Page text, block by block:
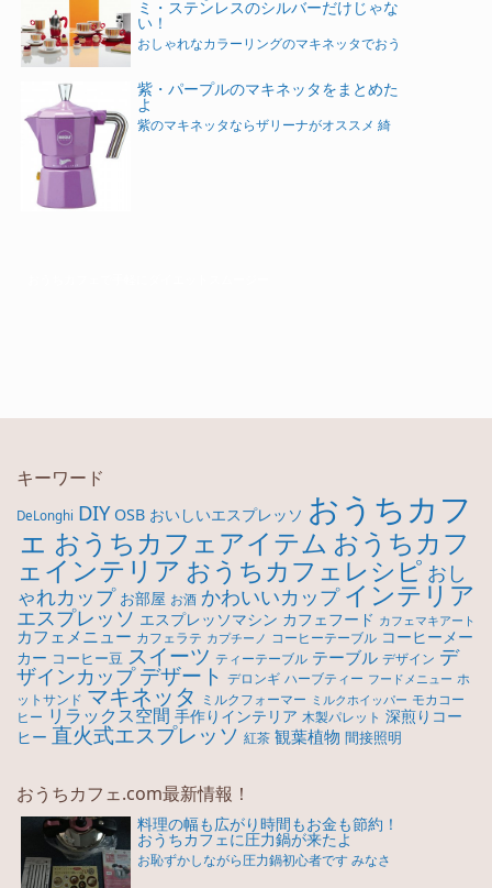
ミ・ステンレスのシルバーだけじゃな
い！
おしゃれなカラーリングのマキネッタでおう
紫・パープルのマキネッタをまとめた
よ
紫のマキネッタならザリーナがオススメ 綺
キーワード
DeLonghi DIY OSB おいしいエスプレッソ おうちカフ
ェ おうちカフェアイテム おうちカフ
ェインテリア おうちカフェレシピ おし
ゃれカップ お部屋 お酒 かわいいカップ インテリア
エスプレッソ エスプレッソマシン カフェフード カフェマキアート
カフェメニュー カフェラテ カプチーノ コーヒーテーブル コーヒーメー
カー コーヒー豆 スイーツ ティーテーブル テーブル デザイン デ
ザインカップ デザート デロンギ ハーブティー フードメニュー ホ
ットサンド マキネッタ ミルクフォーマー ミルクホイッパー モカコー
ヒー リラックス空間 手作りインテリア 木製パレット 深煎りコー
ヒー 直火式エスプレッソ 紅茶 観葉植物 間接照明
おうちカフェ.com最新情報！
料理の幅も広がり時間もお金も節約！
おうちカフェに圧力鍋が来たよ
お恥ずかしながら圧力鍋初心者です みなさ